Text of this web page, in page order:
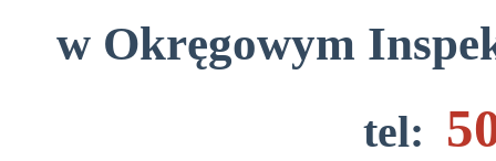
w Okręgowym
tel: